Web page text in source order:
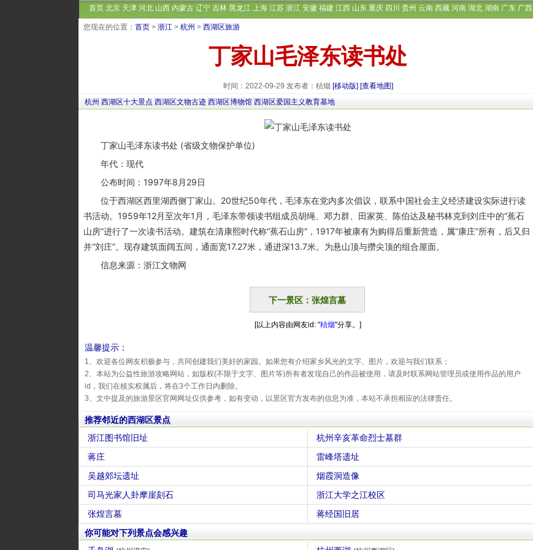
首页 北京 天津 河北 山西 内蒙古 辽宁 吉林 黑龙江 上海 江苏 浙江 安徽 福建 江西 山东 重庆 四川 贵州 云南 西藏 河南 湖北 湖南 广东 广西
您现在的位置： 首页 > 浙江 > 杭州 > 西湖区旅游
丁家山毛泽东读书处
时间：2022-09-29 发布者：桔烟 [移动版] [查看地图]
杭州 西湖区十大景点 西湖区文物古迹 西湖区博物馆 西湖区爱国主义教育基地
丁家山毛泽东读书处 (省级文物保护单位)
年代：现代
公布时间：1997年8月29日
位于西湖区西里湖西侧丁家山。20世纪50年代，毛泽东在党内多次倡议，联系中国社会主义经济建设实际进行读
书活动。1959年12月至次年1月，毛泽东带领读书组成员胡绳、邓力群、田家英、陈伯达及秘书林克到刘庄中的“蕉石
山房”进行了一次读书活动。建筑在清康熙时代称“蕉石山房”，1917年被康有为购得后重新营造，属“康庄”所有，后又归
并“刘庄”。现存建筑面阔五间，通面宽17.27米，通进深13.7米。为悬山顶与攒尖顶的组合屋面。
信息来源：浙江文物网
下一景区：张煌言墓
[以上内容由网友id: "桔烟"分享。]
温馨提示：
1、欢迎各位网友积极参与，共同创建我们美好的家园。如果您有介绍家乡风光的文字、图片，欢迎与我们联系；
2、本站为公益性旅游攻略网站，如版权(不限于文字、图片等)所有者发现自己的作品被使用，请及时联系网站管理员或使用作品的用户
id，我们在核实权属后，将在3个工作日内删除。
3、文中提及的旅游景区官网网址仅供参考，如有变动，以景区官方发布的信息为准，本站不承担相应的法律责任。
推荐邻近的西湖区景点
浙江图书馆旧址
杭州辛亥革命烈士墓群
蒋庄
雷峰塔遗址
吴越郊坛遗址
烟霞洞造像
司马光家人卦摩崖刻石
浙江大学之江校区
张煌言墓
蒋经国旧居
你可能对下列景点会感兴趣